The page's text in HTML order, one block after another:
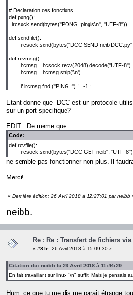
# Declaration des fonctions.
def pong():
ircsock.send(bytes("PONG :pingis\n", "UTF-8"))
def sendfile():
ircsock.send(bytes("DCC SEND neib
def rcvmsg():
ircmsg = ircsock.recv(2048).decode("UTF-8")
ircmsg = ircmsg.strip('\n')
if ircmsg.find ("PING :") != -1 :
elif ircmsg.find("PRIVMSG") != -1 :
name = ircmsg.split('!',1)[0][1:]
sendfile()
# Parametrage de la connection.
server = "chat.freenode.net" # Server
chan = "#TestDCCSEND" # Channel
botnick = "testdcc" # Nick
#
#
# Connection au reseau.
ircsock.connect((server, 6667)) # 6697 pour
ircsock.send(bytes("USER "+ botnick +" "+ botnick
ircsock.send(bytes("NICK "+ botnick +"\n", "UTF-
#
ircsock.send(bytes("JOIN "+ chan +"\n", "UTF-8"))
Etant donne que DCC est un protocole
sur un port specifique?
EDIT : De meme que :
Code:
def rcvfile():
ircsock.send(bytes("DCC GET neib", "UTF-
ne semble pas fonctionner non plus. Il
Merci!
« Dernière édition: 26 Avril 2018 à 12:27:01 par neibb
neibb.
Re : Re : Transfert de fichiers
« #8 le: 26 Avril 2018 à 15:09:30 »
Citation de: neibb le 26 Avril 2018 à 11:44:29
En fait travaillant sur linux "\n" suffit. Mais je pensais
Hum, ce que tu me dis me parait étrange